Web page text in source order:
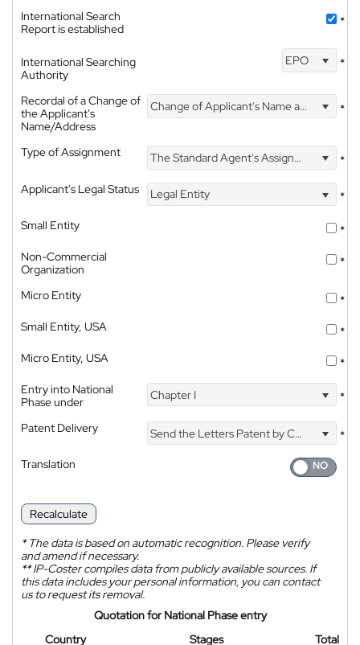
International Search
Report is established
*
International Searching
Authority
EPO *
Recordal of a Change of
the Applicant's
Name/Address
Change of Applicant's Name and Address *
Type of Assignment The Standard Agent's Assignment
*
Applicant's Legal Status
Legal Entity
*
Small Entity
*
Non-Commercial
Organization
*
Micro Entity
*
Small Entity, USA
*
Micro Entity, USA
*
Entry into National
Phase under
Chapter I *
Patent Delivery Send the Letters Patent by Courier
*
Translation
Recalculate
*The data is based on automatic recognition. Please verify
and amend if necessary.
**IP-Coster compiles data from publicly available sources. If
this data includes your personal information, you can contact
us to request its removal.
Quotation for National Phase entry
Country
Stages Total